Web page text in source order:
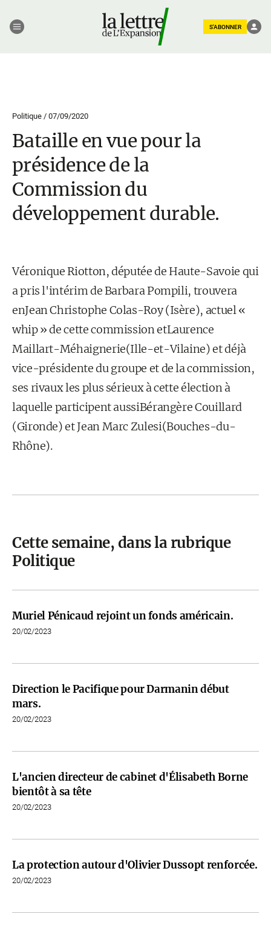
S'ABONNER
Politique / 07/09/2020
Bataille en vue pour la
présidence de la
Commission du
développement durable.
Véronique Riotton, députée de Haute-Savoie qui
a pris l'intérim de Barbara Pompili, trouvera
enJean Christophe Colas-Roy (Isère), actuel «
whip » de cette commission etLaurence
Maillart-Méhaignerie(Ille-et-Vilaine) et déjà
vice-présidente du groupe et de la commission,
ses rivaux les plus sérieux à cette élection à
laquelle participent aussiBérangère Couillard
(Gironde) et Jean Marc Zulesi(Bouches-du-
Rhône).
Cette semaine, dans la rubrique
Politique
Muriel Pénicaud rejoint un fonds américain.
20/02/2023
Direction le Pacifique pour Darmanin début
mars.
20/02/2023
L'ancien directeur de cabinet d'Élisabeth Borne
bientôt à sa tête
20/02/2023
La protection autour d'Olivier Dussopt renforcée.
20/02/2023